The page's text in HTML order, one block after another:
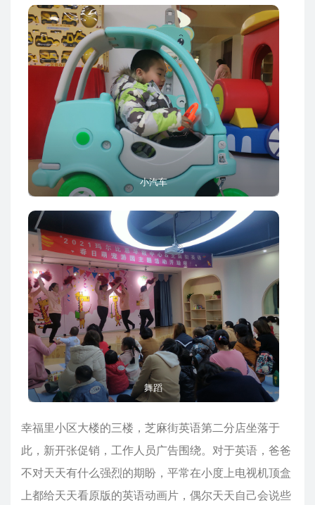
小汽车
舞蹈
幸福里小区大楼的三楼，芝麻街英语第二分店坐落于
此，新开张促销，工作人员广告围绕。对于英语，爸爸
不对天天有什么强烈的期盼，平常在小度上电视机顶盒
上都给天天看原版的英语动画片，偶尔天天自己会说些